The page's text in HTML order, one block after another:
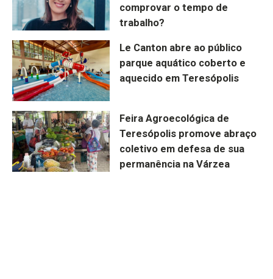
comprovar o tempo de
trabalho?
Le Canton abre ao público
parque aquático coberto e
aquecido em Teresópolis
Feira Agroecológica de
Teresópolis promove abraço
coletivo em defesa de sua
permanência na Várzea